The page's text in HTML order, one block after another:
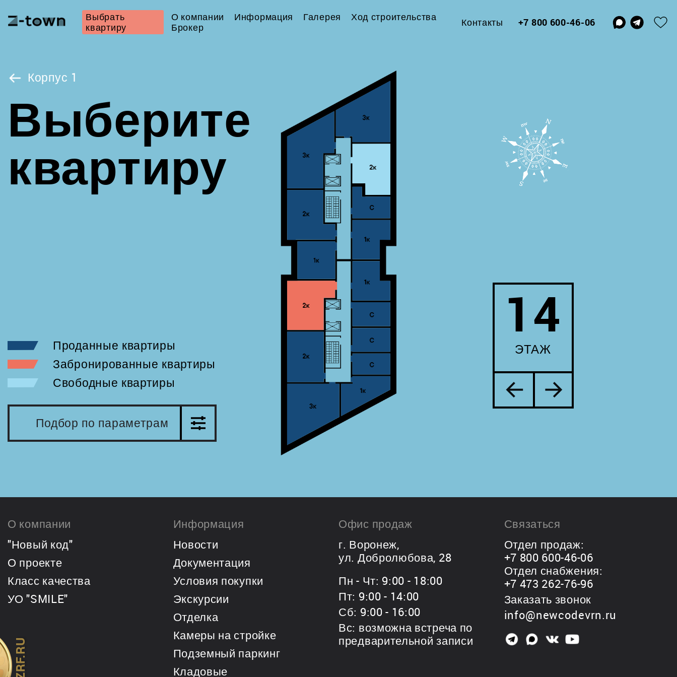
Выбрать
квартиру
О компании Информация Галерея
Ход строительства
Брокер
Контакты +7 800 600-46-06
Корпус 1
Выберите
квартиру
Проданные квартиры
Забронированные квартиры
Свободные квартиры
Подбор по параметрам
14
ЭТАЖ
О компании
"Новый код"
О проекте
Класс качества
УО "SMILE"
Информация
Новости
Документация
Условия покупки
Экскурсии
Отделка
Камеры на стройке
Подземный паркинг
Кладовые
Офис продаж
г. Воронеж,
ул. Добролюбова, 28
Пн - Чт: 9:00 - 18:00
Пт: 9:00 - 14:00
Сб: 9:00 - 16:00
Вс: возможна встреча по
предварительной записи
Связаться
Отдел продаж:
+7 800 600-46-06
Отдел снабжения:
+7 473 262-76-96
Заказать звонок
info@newcodevrn.ru